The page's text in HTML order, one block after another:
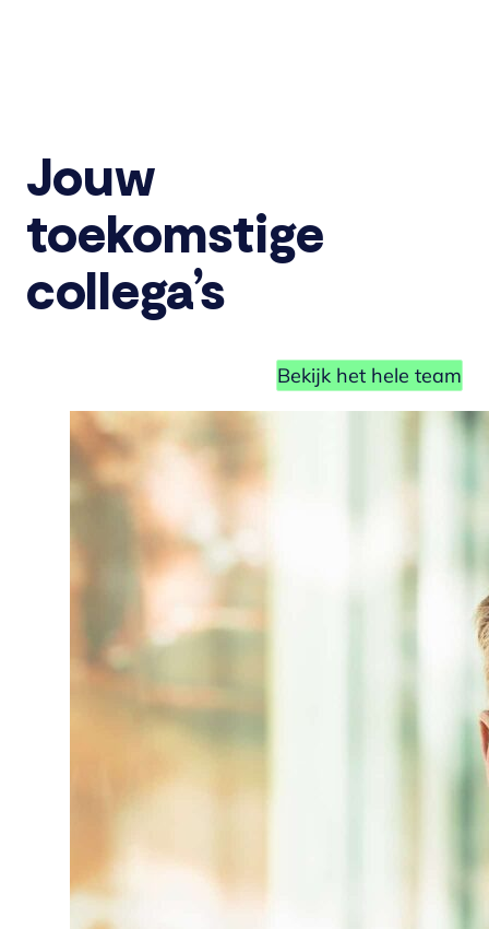
Jouw
toekomstige
collega’s
Bekijk het hele team